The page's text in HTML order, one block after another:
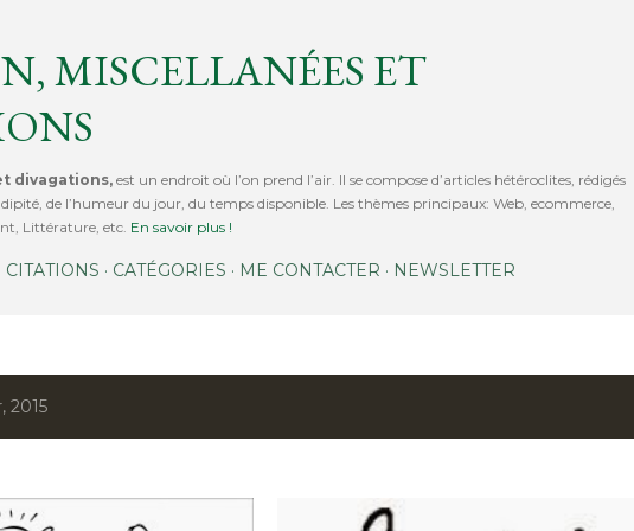
MISCELLANÉES ET
divagations, est un endroit où l’on prend l’air. Il se compose d’articles hétéroclites, rédigés
de l’humeur du jour, du temps disponible. Les thèmes principaux: Web, ecommerce,
Littérature, etc. En savoir plus !
CITATIONS CATÉGORIES ME CONTACTER NEWSLETTER
2015